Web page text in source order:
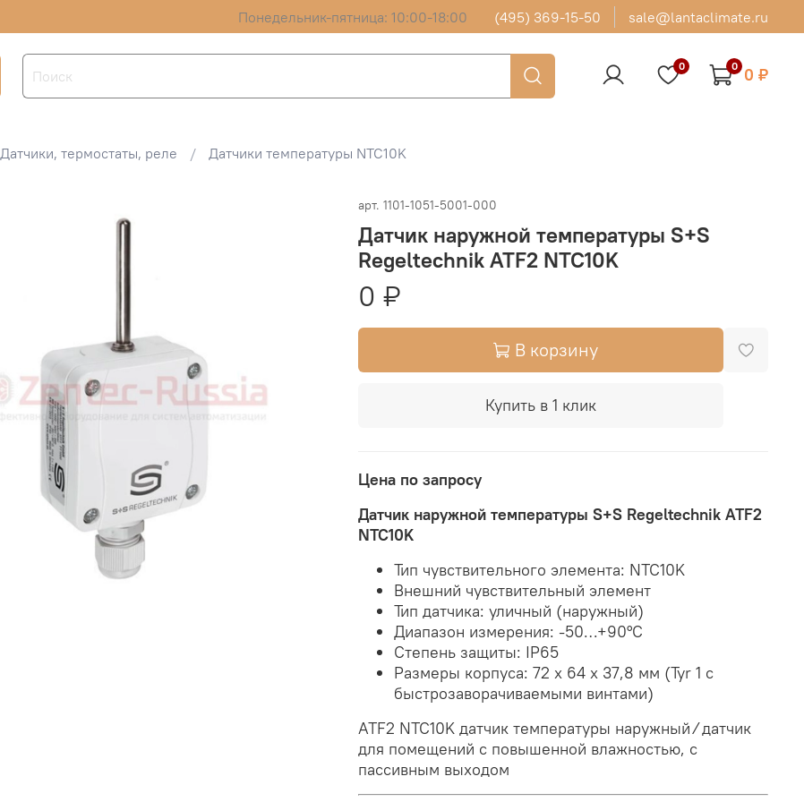
Понедельник-пятница: 10:00-18:00 (495) 369-15-50 sale@lantaclimate.ru
0 0 0 ₽
Датчики, термостаты, реле Датчики температуры NTC10K
арт. 1101-1051-5001-000
Датчик наружной температуры S+S
Regeltechnik ATF2 NTC10K
0 ₽
В корзину
Купить в 1 клик
Цена по запросу
Датчик наружной температуры S+S Regeltechnik ATF2
NTC10K
Тип чувствительного элемента: NTC10K
Внешний чувствительный элемент
Тип датчика: уличный (наружный)
Диапазон измерения: -50…+90°С
Степень защиты: IP65
Размеры корпуса: 72 x 64 x 37,8 мм (Tyr 1 c
быстрозаворачиваемыми винтами)
ATF2 NTC10K датчик температуры наружный ⁄ датчик
для помещений с повышенной влажностью, с
пассивным выходом